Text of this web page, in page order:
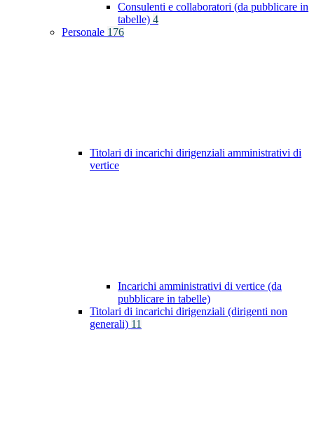
Consulenti e collaboratori (da pubblicare in
tabelle) 4
Personale 176
Titolari di incarichi dirigenziali amministrativi di
vertice
Incarichi amministrativi di vertice (da
pubblicare in tabelle)
Titolari di incarichi dirigenziali (dirigenti non
generali) 11